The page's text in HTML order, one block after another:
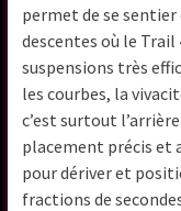
permet de se
descentes où le
suspensions très
les courbes, la
c’est surtout
placement précis et
pour dériver et
fractions de